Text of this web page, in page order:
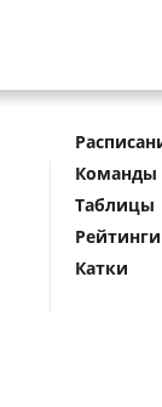
Команды
Таблицы
Рейтинги
Катки